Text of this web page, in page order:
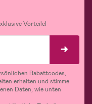
Vorteile!
Rabattcodes,
erhalten und stimme
Daten, wie unten